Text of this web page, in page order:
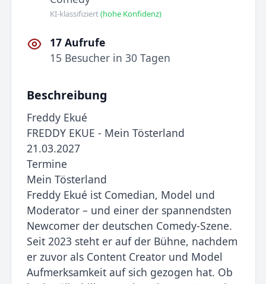
KI-klassifiziert(hohe Konfidenz)
17 Aufrufe
15 Besucher in 30 Tagen
Beschreibung
Freddy Ekué
FREDDY EKUE - Mein Tösterland
21.03.2027
Termine
Mein Tösterland
Freddy Ekué ist Comedian, Model und
Moderator – und einer der spannendsten
Newcomer der deutschen Comedy-Szene.
Seit 2023 steht er auf der Bühne, nachdem
er zuvor als Content Creator und Model
Aufmerksamkeit auf sich gezogen hat. Ob